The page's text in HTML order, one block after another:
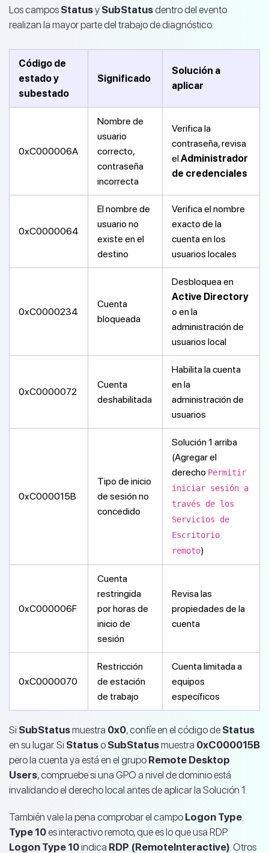
Los campos Statusy SubStatusdentro del evento
realizan la mayor parte del trabajo de diagnóstico:
Código de
estado y
subestado
Significado
Solución a
aplicar
0xC000006A
Nombre de
usuario
correcto,
contraseña
incorrecta
Verifica la
contraseña, revisa
elAdministrador
de credenciales
0xC0000064
El nombre de
usuario no
existe en el
destino
Verifica el nombre
exacto de la
cuenta en los
usuarios locales
0xC0000234
Cuenta
bloqueada
Desbloquea en
Active Directory
o en la
administración de
usuarios local
0xC0000072
Cuenta
deshabilitada
Habilita la cuenta
en la
administración de
usuarios
0xC000015B
Tipo de inicio
de sesión no
concedido
Solución 1 arriba
(Agregar el
derecho Permitir
iniciar sesión a
través de los
Servicios de
Escritorio
remoto)
0xC000006F
Cuenta
restringida
por horas de
inicio de
sesión
Revisa las
propiedades de la
cuenta
0xC0000070
Restricción
de estación
de trabajo
Cuenta limitada a
equipos
específicos
Si SubStatusmuestra 0x0, confíe en el código de Status
en su lugar. Si Statuso SubStatusmuestra 0xC000015B
pero la cuenta ya está en el grupo Remote Desktop
Users, compruebe si una GPO a nivel de dominio está
invalidando el derecho local antes de aplicar la Solución 1.
También vale la pena comprobar el campo Logon Type.
Type 10 es interactivo remoto, que es lo que usa RDP.
Logon Type 10indica RDP (RemoteInteractive). Otros